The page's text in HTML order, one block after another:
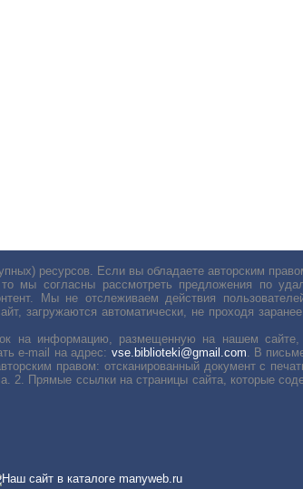
ресурсов. Если вы обладаете авторским
согласны рассмотреть предложения по
Мы не отслеживаем действия
загружаются автоматически, не проходя
на информацию, размещенную на нашем сайте,
е-mail на адрес: vse.biblioteki@gmail.com. В
правом: отсканированный документ с
2. Прямые ссылки на страницы сайта, которые